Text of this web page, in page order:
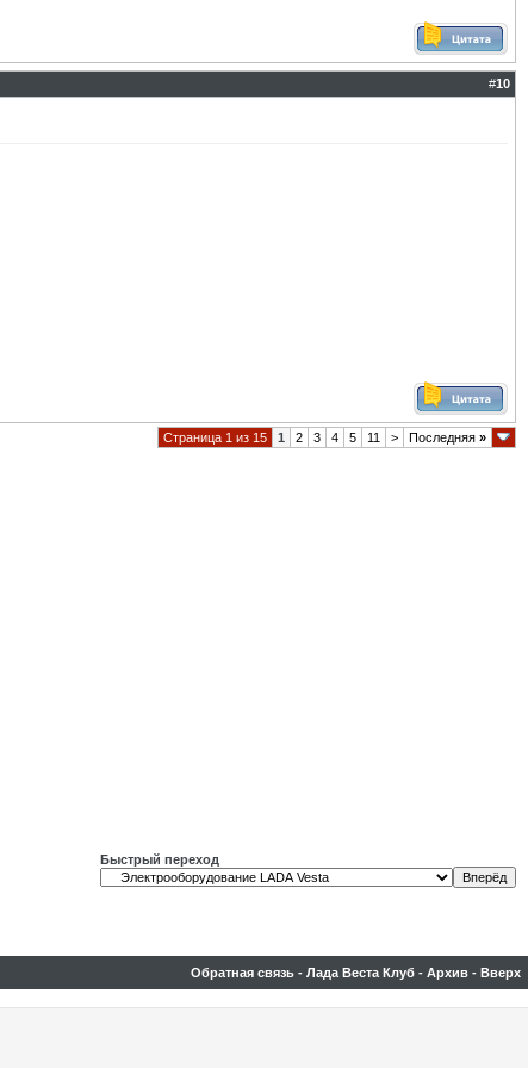
#10
Страница 1 из 15 1 2 3 4 5 11 > Последняя »
Быстрый переход
Обратная связь - Лада Веста Клуб - Архив - Вверх